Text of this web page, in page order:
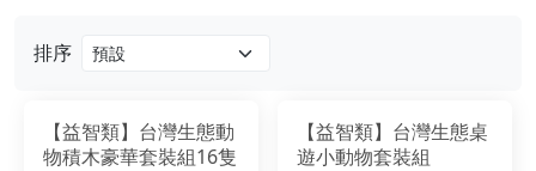
排序
【益智類】台灣生態動
物積木豪華套裝組16隻
【益智類】台灣生態桌
遊小動物套裝組